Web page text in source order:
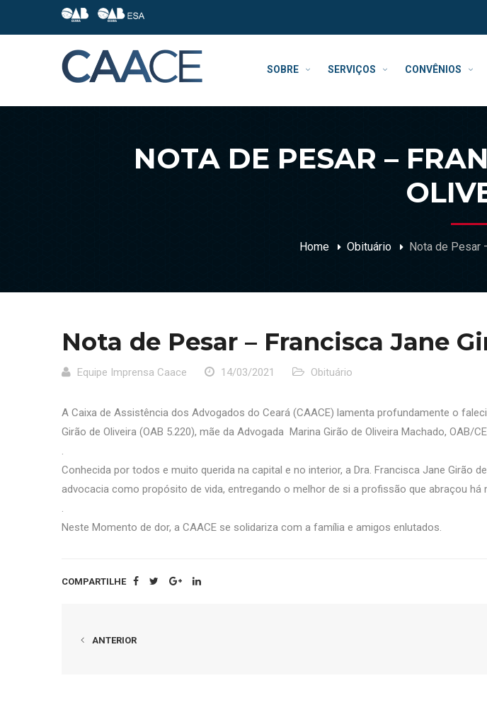
SOBRE SERVIÇOS CONVÊNIOS
NOTA DE PESAR –
Home Obituário Nota de Pesar
Nota de Pesar – Francisca Jane
Equipe Imprensa Caace 14/03/2021 Obituário
A Caixa de Assistência dos Advogados do Ceará (CAACE) lamenta profundamente o
Girão de Oliveira (OAB 5.220), mãe da Advogada Marina Girão de Oliveira Machado, OAB/CE
Conhecida por todos e muito querida na capital e no interior, a Dra. Francisca Jane Girão
advocacia como propósito de vida, entregando o melhor de si a profissão que abraçou há
Neste Momento de dor, a CAACE se solidariza com a família e amigos enlutados.
COMPARTILHE
ANTERIOR